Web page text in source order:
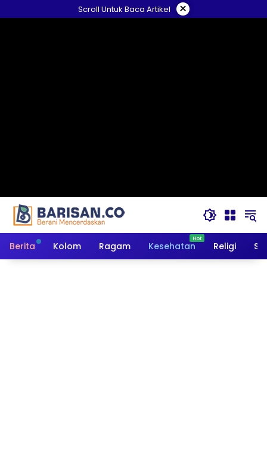
ke
Scroll Untuk Baca Artikel ×
Berita Kolom Ragam Kesehatan Religi